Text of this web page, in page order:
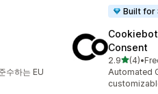
Built for
수하는 EU
Consent
2.9별 5개 중
(4)
총 리뷰 4개
•
Automated